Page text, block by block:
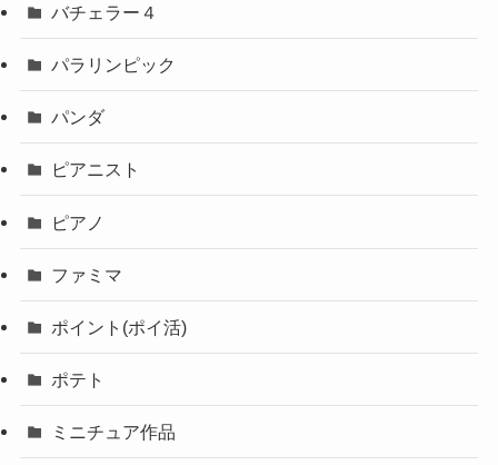
バチェラー４
パラリンピック
パンダ
ピアニスト
ピアノ
ファミマ
ポイント(ポイ活)
ポテト
ミニチュア作品